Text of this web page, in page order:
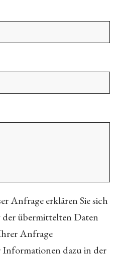
Anfrage erklären Sie sich
übermittelten Daten
Anfrage
dazu in der